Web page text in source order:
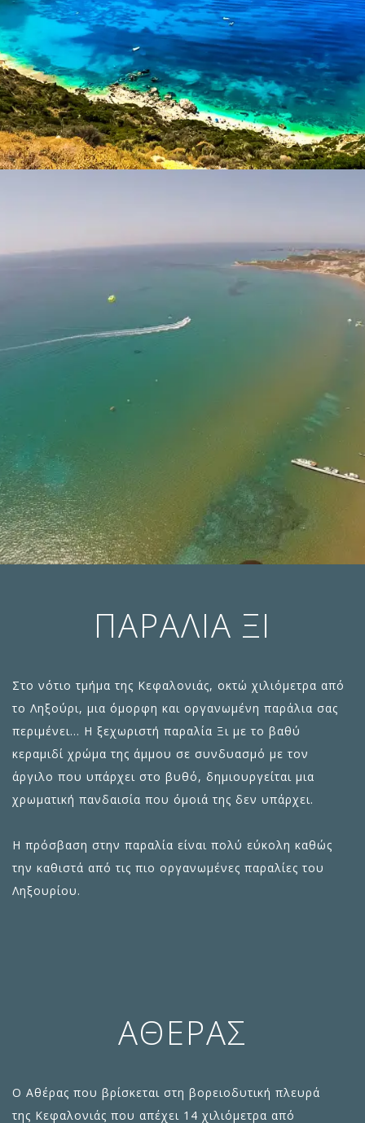
ΠΑΡΑΛΊΑ ΞΙ
Στο νότιο τμήμα της Κεφαλονιάς, οκτώ χιλιόμετρα από
το Ληξούρι, μια όμορφη και οργανωμένη παράλια σας
περιμένει… Η ξεχωριστή παραλία Ξι με το βαθύ
κεραμιδί χρώμα της άμμου σε συνδυασμό με τον
άργιλο που υπάρχει στο βυθό, δημιουργείται μια
χρωματική πανδαισία που όμοιά της δεν υπάρχει.
Η πρόσβαση στην παραλία είναι πολύ εύκολη καθώς
την καθιστά από τις πιο οργανωμένες παραλίες του
Ληξουρίου.
ΑΘΈΡΑΣ
Ο Αθέρας που βρίσκεται στη βορειοδυτική πλευρά
της Κεφαλονιάς που απέχει 14 χιλιόμετρα από